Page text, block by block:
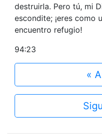
destruirla. Pero tú, mi
escondite; ¡eres como
encuentro refugio!
94:23
«